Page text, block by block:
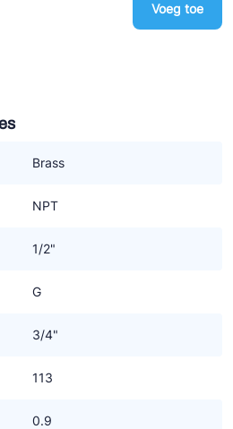
Voeg toe
Brass
NPT
1/2"
G
3/4"
113
0.9